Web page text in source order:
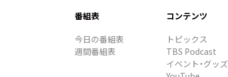
番組表
今日の番組表
週間番組表
コンテンツ
トピックス
TBS Podcast
イベント・グッズ